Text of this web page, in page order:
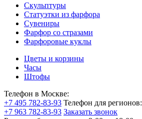
Скульптуры
Статуэтки из фарфора
Сувениры
Фарфор со стразами
Фарфоровые куклы
Цветы и корзины
Часы
Штофы
Телефон в Москве:
+7 495 782-83-93 Телефон для регионов:
+7 963 782-83-93 Заказать звонок